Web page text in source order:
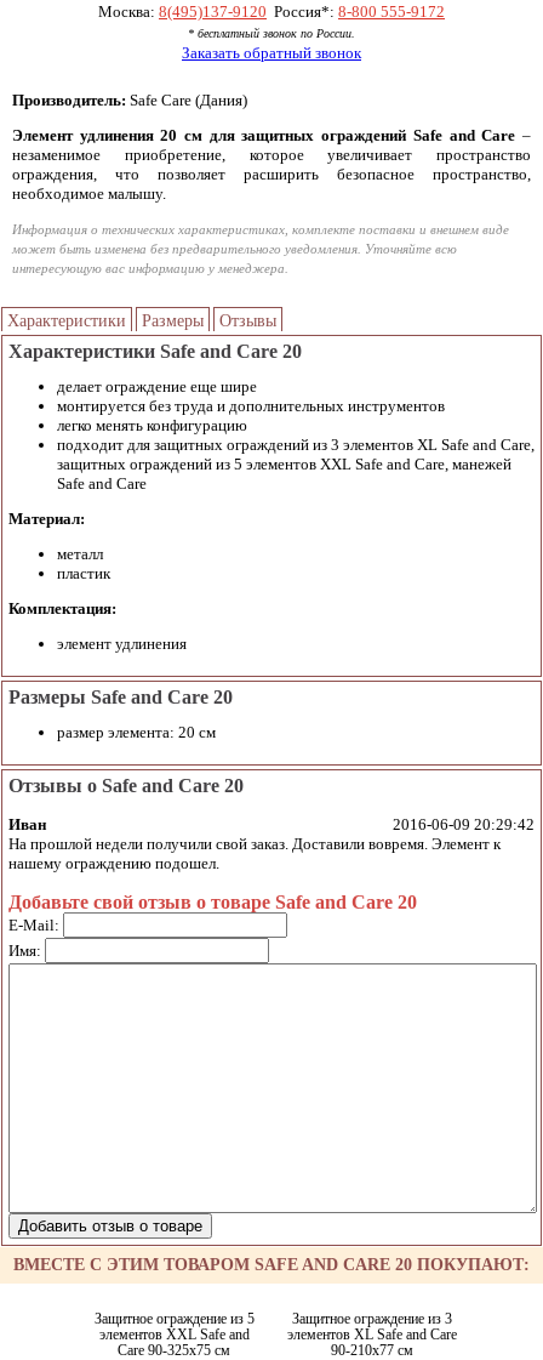
Москва: 8(495)137-9120 Россия*: 8-800 555-9172
* бесплатный звонок по России.
Заказать обратный звонок
Производитель: Safe Care (Дания)
Элемент удлинения 20 см для защитных ограждений Safe and Care –
незаменимое приобретение, которое увеличивает пространство
ограждения, что позволяет расширить безопасное пространство,
необходимое малышу.
Информация о технических характеристиках, комплекте поставки и внешнем виде
может быть изменена без предварительного уведомления. Уточняйте всю
интересующую вас информацию у менеджера.
Характеристики Размеры Отзывы
Характеристики Safe and Care 20
делает ограждение еще шире
монтируется без труда и дополнительных инструментов
легко менять конфигурацию
подходит для защитных ограждений из 3 элементов XL Safe and Care,
защитных ограждений из 5 элементов ХXL Safe and Care, манежей
Safe and Care
Материал:
металл
пластик
Комплектация:
элемент удлинения
Размеры Safe and Care 20
размер элемента: 20 см
Отзывы о Safe and Care 20
Иван
2016-06-09 20:29:42
На прошлой недели получили свой заказ. Доставили вовремя. Элемент к
нашему ограждению подошел.
Добавьте свой отзыв о товаре Safe and Care 20
E-Mail:
Имя:
ВМЕСТЕ С ЭТИМ ТОВАРОМ SAFE AND CARE 20 ПОКУПАЮТ:
Защитное ограждение из 5
элементов XXL Safe and
Care 90-325x75 см
Защитное ограждение из 3
элементов XL Safe and Care
90-210x77 см